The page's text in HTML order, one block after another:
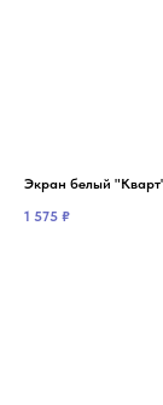
Экран белый
1 575 ₽